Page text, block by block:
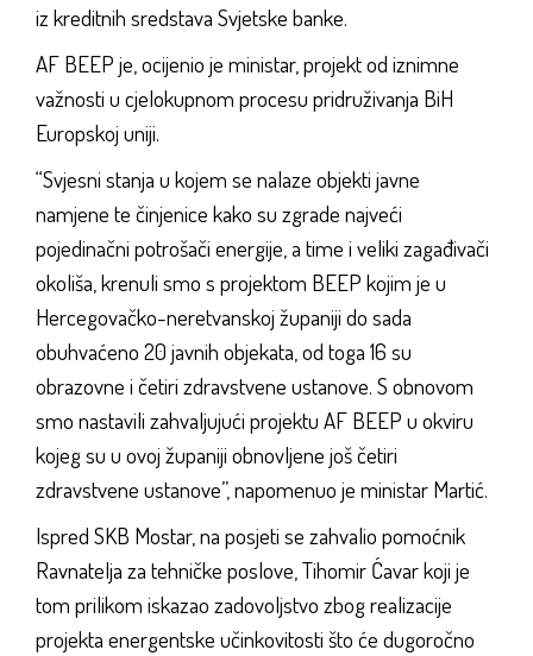
iz kreditnih sredstava Svjetske banke.
AF BEEP je, ocijenio je ministar, projekt od iznimne
važnosti u cjelokupnom procesu pridruživanja BiH
Europskoj uniji.
“Svjesni stanja u kojem se nalaze objekti javne
namjene te činjenice kako su zgrade najveći
pojedinačni potrošači energije, a time i veliki zagađivači
okoliša, krenuli smo s projektom BEEP kojim je u
Hercegovačko-neretvanskoj županiji do sada
obuhvaćeno 20 javnih objekata, od toga 16 su
obrazovne i četiri zdravstvene ustanove. S obnovom
smo nastavili zahvaljujući projektu AF BEEP u okviru
kojeg su u ovoj županiji obnovljene još četiri
zdravstvene ustanove”, napomenuo je ministar Martić.
Ispred SKB Mostar, na posjeti se zahvalio pomoćnik
Ravnatelja za tehničke poslove, Tihomir Ćavar koji je
tom prilikom iskazao zadovoljstvo zbog realizacije
projekta energentske učinkovitosti što će dugoročno